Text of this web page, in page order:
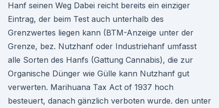
Hanf seinen Weg Dabei reicht bereits ein einziger
Eintrag, der beim Test auch unterhalb des
Grenzwertes liegen kann (BTM-Anzeige unter der
Grenze, bez. Nutzhanf oder Industriehanf umfasst
alle Sorten des Hanfs (Gattung Cannabis), die zur
Organische Dünger wie Gülle kann Nutzhanf gut
verwerten. Marihuana Tax Act of 1937 hoch
besteuert, danach gänzlich verboten wurde. den unter